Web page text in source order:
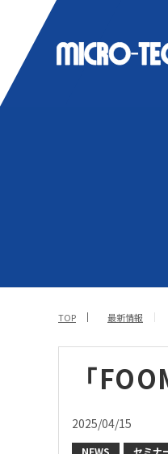
TOP 最新情報
「
2025/04/15
NEWS セミナ